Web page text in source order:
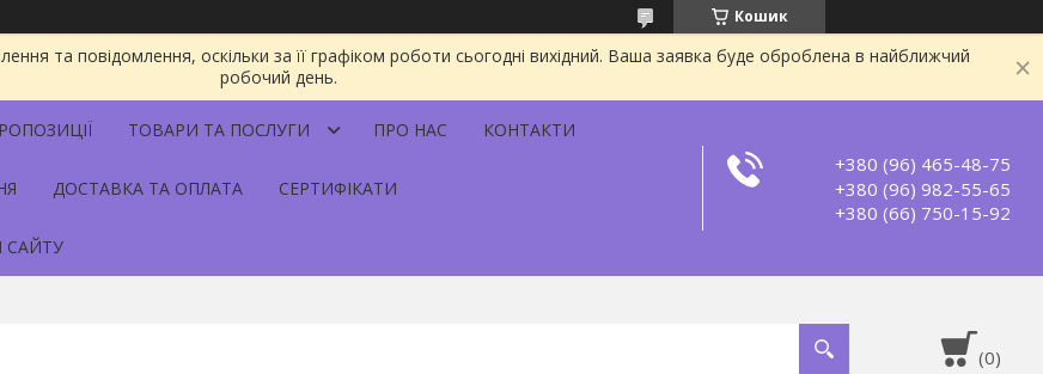
Кошик
та повідомлення, оскільки за її графіком роботи сьогодні вихідний. Ваша заявка буде оброблена в найближчий
робочий день.
ТОВАРИ ТА ПОСЛУГИ ПРО НАС КОНТАКТИ
ДОСТАВКА ТА ОПЛАТА СЕРТИФІКАТИ
САЙТУ
+380 (96) 465-48-75
+380 (96) 982-55-65
+380 (66) 750-15-92